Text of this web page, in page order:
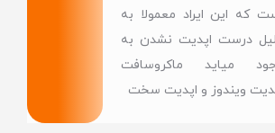
که این ایراد معمولا به
درست اپدیت نشدن به
میاید ماکروسافت
ویندوز و اپدیت سخت